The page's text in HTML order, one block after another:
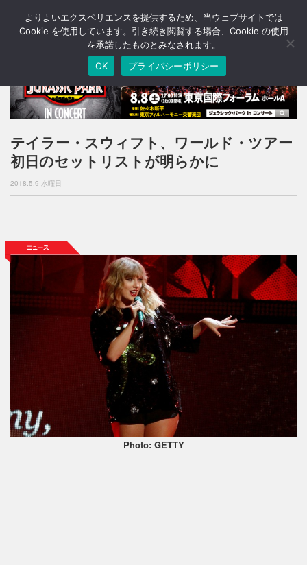
T
o
n
a
v
o
テイラー・スウィフト、ワールド・ツアー
初日のセットリストが明らかに
2018.5.9 水曜日
Photo: GETTY
よりよいエクスペリエンスを提供するため、当ウェブサイトでは
Cookie を使用しています。引き続き閲覧する場合、Cookie の使用
を承諾したものとみなされます。
OK
プライバシーポリシー